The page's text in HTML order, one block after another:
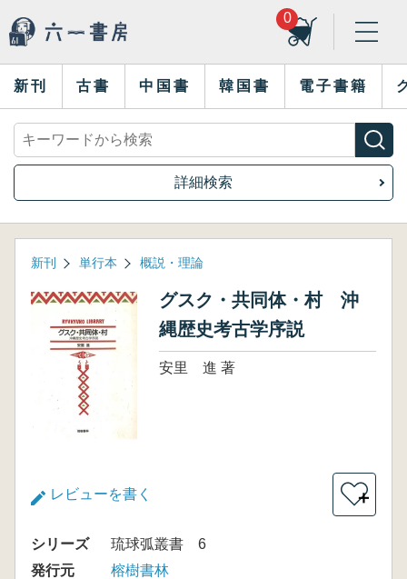
0
新刊 古書 中国書 韓国書 電子書籍
詳細検索
新刊 単行本 概説・理論
グスク・共同体・村 沖
縄歴史考古学序説
安里 進 著
レビューを書く ＋
シリーズ
琉球弧叢書 6
発行元
榕樹書林